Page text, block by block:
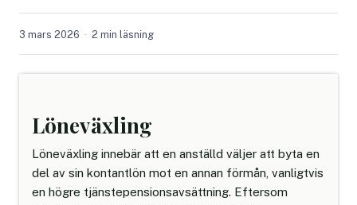
3 mars 2026 2 min läsning
Löneväxling
Löneväxling innebär att en anställd väljer att byta en
del av sin kontantlön mot en annan förmån, vanligtvis
en högre tjänstepensionsavsättning. Eftersom